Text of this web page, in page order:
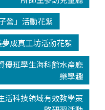
營」活動花絮
成真工坊活動花絮
優班學生海科館水產廳
樂學趣
活科技領域有效教學策